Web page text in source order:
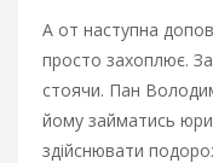
А от наступна
просто захоплює.
стоячи. Пан
йому займатись
здійснювати